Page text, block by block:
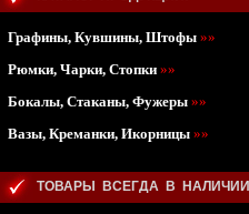
Графины, Кувшины, Штофы »»
Рюмки, Чарки, Стопки »»
Бокалы, Стаканы, Фужеры »»
Вазы, Креманки, Икорницы »»
ТОВАРЫ ВСЕГДА В НАЛИЧИИ